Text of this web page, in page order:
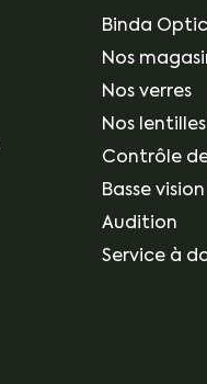
Binda
Nos
Nos verres
Nos lentilles
Contrôle
Basse vision
Audition
Service à